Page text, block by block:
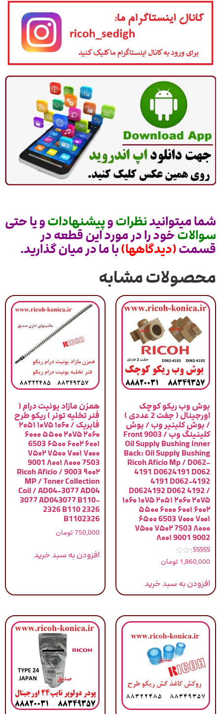
شما میتوانیدنظراتوپیشنهاداتو یا حتی
سوالاتخود را در مورد این قطعه در
قسمت(دیدگاهها)با ما در میان گذارید.
محصولات مشابه
بوش وب ریکو کوچک
اورجینال ( جفت 2 عددی )
/ بوش کلینیر وب / بوش
کلینینگ وب / 9003 Front
Oil Supply Bushing Inner
Back: Oil Supply Bushing
Ricoh Aficio Mp / D062-
4191 D0624191 D062
4191 D062-4192
D0624192 D062 4192 /
۱۰۶۰ ۱۰۷۵ ۲۰۵۱ ۲۰۶۰ ۲۰۷۵
۵۵۰۰ ۶۰۰۰ ۶۰۰۱ ۶۰۰۲
۶۵۰۰ 6503 ۷۰۰۰ ۷۰۰۱
۷۵۰۰ ۷۵۰۲ 7503 ۸۰۰۰
۸۰۰۱ 9001 9002
نمره
5.00
1,860,000 تومان
افزودن به سبد خرید
همزن مازاد یونیت درام (
فنر تخلیه تونر ) ریکو طرح
فابریک / ۱۰۶۰ ۱۰۷۵ ۲۰۵۱
۲۰۶۰ ۲۰۷۵ ۵۵۰۰ ۶۰۰۰
۶۰۰۱ ۶۰۰۲ ۶۵۰۰ 6503
۷۰۰۰ ۷۰۰۱ ۷۵۰۰ ۷۵۰۲
7503 ۸۰۰۰ ۸۰۰۱ 9001
۹۰۰۲ 9003 / Ricoh Aficio
MP / Toner Collection
Coil / AD04-3077 AD04
3077 AD043077 B110-
2326 B110 2326
B1102326
750,000 تومان
افزودن به سبد خرید